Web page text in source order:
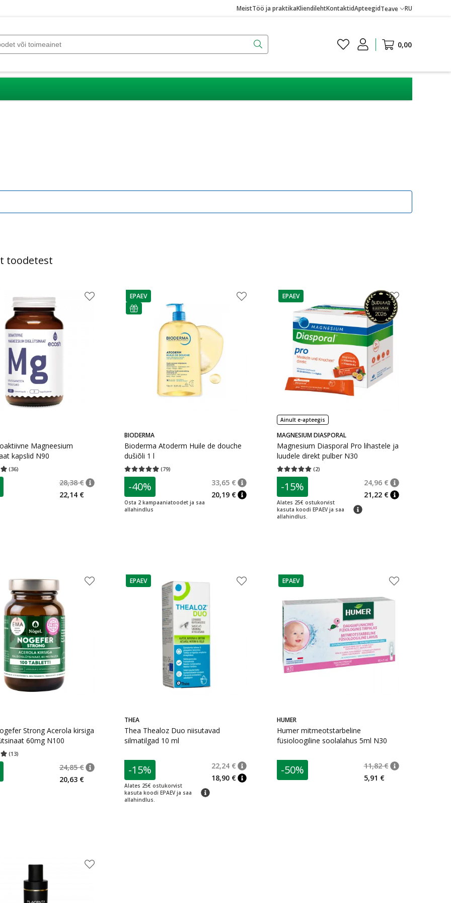
MeistTöö ja praktikaKliendilehtKontaktidApteegidTeave RU
0,00
toodetest
Magneesium
kapslid N90
(36) 4.97
28,38 €
nõuanne
Tavaline hind:28,38 €
22,14 €
nõuanne
EPAEV
nõuanne
BIODERMA
Bioderma Atoderm Huile de douche
dušiõli 1 l
(79)
Keskmine hinnang 4.95
-40%
Osta 2 kampaaniatoodet ja saa
allahindlus
33,65 €
nõuanne
Tavaline hind: 33,65 €
20,19 €
nõuanne
nõuanne
EPAEV
Ainult e-apteegis
MAGNESIUM DIASPORAL
Magnesium Diasporal Pro lihastele ja
luudele direkt pulber N30
(2)
Keskmine hinnang 5.00
-15%
Alates 25€ ostukorvist
kasuta koodi EPAEV ja saa
allahindlus.
nõuanne
24,96 €
nõuanne
Tavaline hind
21,22 €
nõuanne
Strong Acerola kirsiga
60mg N100
(13) 4.92
24,85 €
nõuanne
Tavaline hind:24,85 €
20,63 €
nõuanne
EPAEV
THEA
Thea Thealoz Duo niisutavad
silmatilgad 10 ml
-15%
Alates 25€ ostukorvist
kasuta koodi EPAEV ja saa
allahindlus.
nõuanne
22,24 €
nõuanne
Tavaline hind:22,24 €
18,90 €
nõuanne
nõuanne
EPAEV
HUMER
Humer mitmeotstarbeline
füsioloogiline soolalahus 5ml N30
-50% 11,82 €
nõuanne
Tavaline hind
5,91 €